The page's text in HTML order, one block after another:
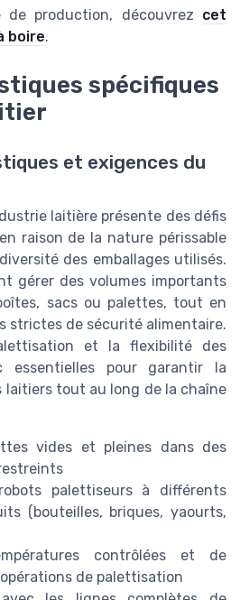
production, découvrez cet
boire.
spécifiques
et exigences du
laitière présente des défis
raison de la nature périssable
des emballages utilisés.
gérer des volumes importants
sacs ou palettes, tout en
strictes de sécurité alimentaire.
et la flexibilité des
essentielles pour garantir la
tout au long de la chaîne
vides et pleines dans des
palettiseurs à différents
(bouteilles, briques, yaourts,
contrôlées et de
opérations de palettisation